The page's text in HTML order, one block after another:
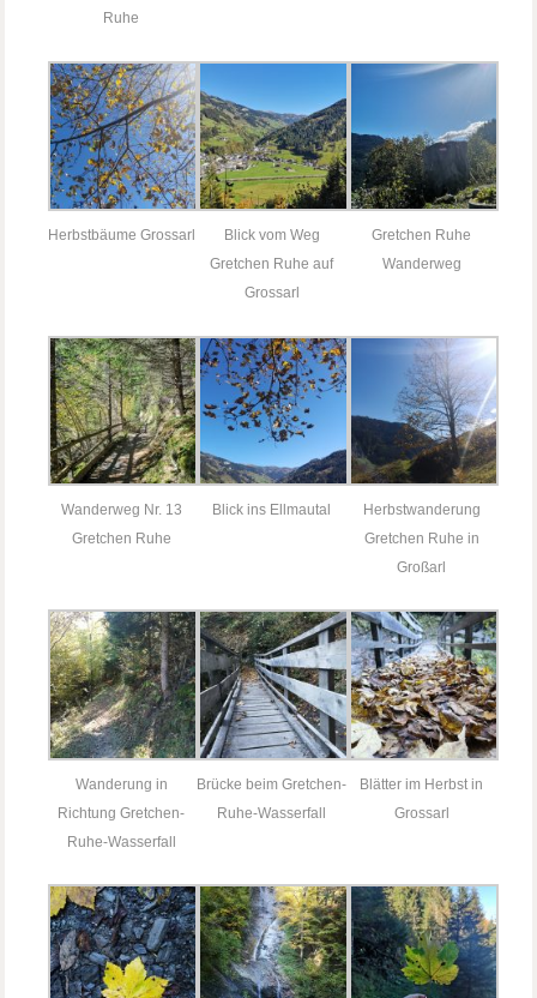
Ruhe
Herbstbäume Grossarl
Blick vom Weg
Gretchen Ruhe auf
Grossarl
Gretchen Ruhe
Wanderweg
Wanderweg Nr. 13
Gretchen Ruhe
Blick ins Ellmautal
Herbstwanderung
Gretchen Ruhe in
Großarl
Wanderung in
Richtung Gretchen-
Ruhe-Wasserfall
Brücke beim Gretchen-
Ruhe-Wasserfall
Blätter im Herbst in
Grossarl